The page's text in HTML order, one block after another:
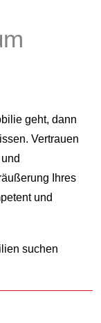
geht, dann
Vertrauen
Ihres
und